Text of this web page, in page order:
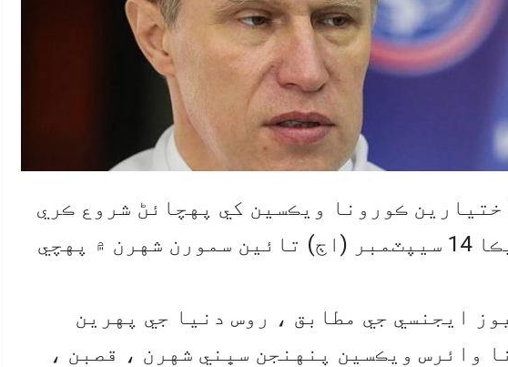
ڪورونا ويڪسين کي پهچائڻ شروع ڪري
ڇڏيو آهي ، جيڪا 14 سيپٽمبر (اڄ) تائين سمورن شهرن ۾ پهچي
ايجنسي جي مطابق ، روس دنيا جي پهرين
وائرس ويڪسين پنهنجن سڀني شهرن ، قصبن ،